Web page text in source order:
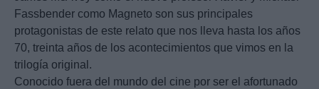
Fassbender como Magneto son sus principales
protagonistas de este relato que nos lleva hasta los años
70, treinta años de los acontecimientos que vimos en la
trilogía original.
Conocido fuera del mundo del cine por ser el afortunado